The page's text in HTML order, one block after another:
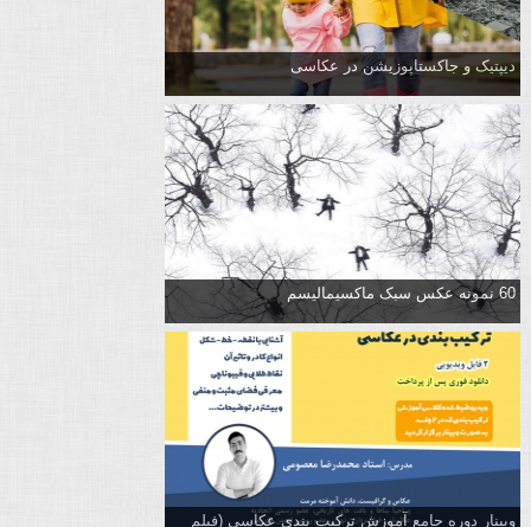
دیپتیک و جاکستا‌پوزیشن در عکاسی
60 نمونه عکس سبک ماکسیمالیسم
وبینار دوره جامع آموزش تركيب بندي عكاسي (فیلم